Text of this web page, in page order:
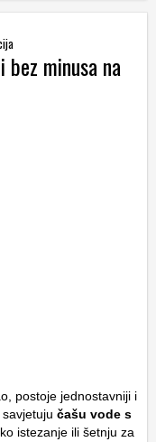
minusa na
postoje jednostavniji i
čašu vode s
istezanje ili šetnju za